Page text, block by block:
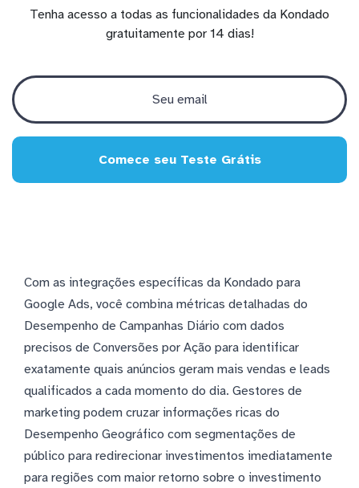
Tenha acesso a todas as funcionalidades da Kondado
gratuitamente por 14 dias!
Comece seu Teste Grátis
Com as integrações específicas da Kondado para
Google Ads, você combina métricas detalhadas do
Desempenho de Campanhas Diário com dados
precisos de Conversões por Ação para identificar
exatamente quais anúncios geram mais vendas e leads
qualificados a cada momento do dia. Gestores de
marketing podem cruzar informações ricas do
Desempenho Geográfico com segmentações de
público para redirecionar investimentos imediatamente
para regiões com maior retorno sobre o investimento